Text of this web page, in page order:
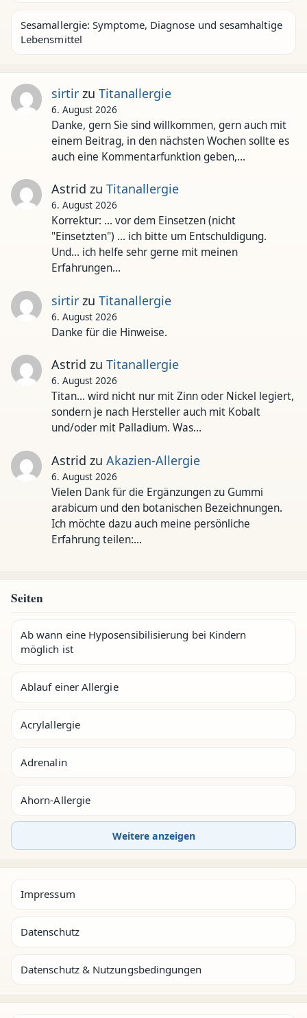
Sesamallergie: Symptome, Diagnose und sesamhaltige
Lebensmittel
sirtirzu Titanallergie
6. August 2026
Danke, gern Sie sind willkommen, gern auch mit
einem Beitrag, in den nächsten Wochen sollte es
auch eine Kommentarfunktion geben,…
Astrid zu Titanallergie
6. August 2026
Korrektur: ... vor dem Einsetzen (nicht
"Einsetzten") ... ich bitte um Entschuldigung.
Und... ich helfe sehr gerne mit meinen
Erfahrungen…
sirtirzu Titanallergie
6. August 2026
Danke für die Hinweise.
Astrid zu Titanallergie
6. August 2026
Titan... wird nicht nur mit Zinn oder Nickel legiert,
sondern je nach Hersteller auch mit Kobalt
und/oder mit Palladium. Was…
Astrid zu Akazien-Allergie
6. August 2026
Vielen Dank für die Ergänzungen zu Gummi
arabicum und den botanischen Bezeichnungen.
Ich möchte dazu auch meine persönliche
Erfahrung teilen:…
Seiten
Ab wann eine Hyposensibilisierung bei Kindern
möglich ist
Ablauf einer Allergie
Acrylallergie
Adrenalin
Ahorn-Allergie
Weitere anzeigen
Impressum
Datenschutz
Datenschutz & Nutzungsbedingungen